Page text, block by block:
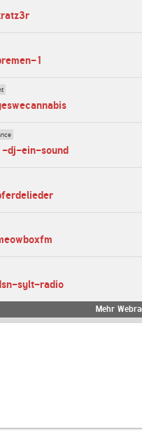
1
dj-ein-sound
sylt-radio
Mehr